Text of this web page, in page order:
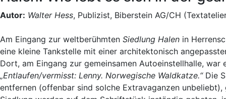
Autor: Walter Hess, Publizist, Biberstein AG/CH
Am Eingang zur weltberühmten Siedlung Halen in
eine kleine Tankstelle mit einer architektonisch
Dort, am Eingang zur gemeinsamen Autoeinstellhalle,
„Entlaufen/vermisst: Lenny. Norwegische Waldkatze.“Die
entfernen (offenbar sind solche Extravaganzen